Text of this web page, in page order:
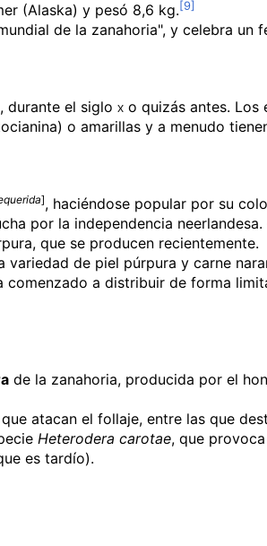
(Alaska) y pesó 8,6 kg.
de la zanahoria", y celebra un
durante el siglo x o quizás antes. Los
o amarillas y a menudo
], haciéndose popular por su
por la independencia
que se producen recientemente.
variedad de piel púrpura y carne
comenzado a distribuir de forma
de la zanahoria, producida por el
atacan el follaje, entre las que
Heterodera carotae, que
es tardío).